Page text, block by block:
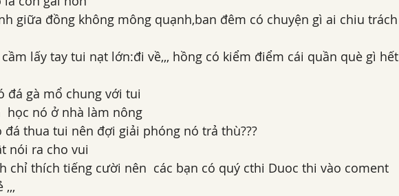
giữa đồng không mông quạnh,ban đêm có chuyện gì ai chiu trách
lấy tay tui nạt lớn:đi về,,, hồng có kiểm điểm cái quần què gì hết
đá gà mổ chung với tui
học nó ở nhà làm nông
đá thua tui nên đợi giải phóng nó trả thù???
nói ra cho vui
chỉ thích tiếng cười nên  các bạn có quý cthi Duoc thi vào coment
,,,